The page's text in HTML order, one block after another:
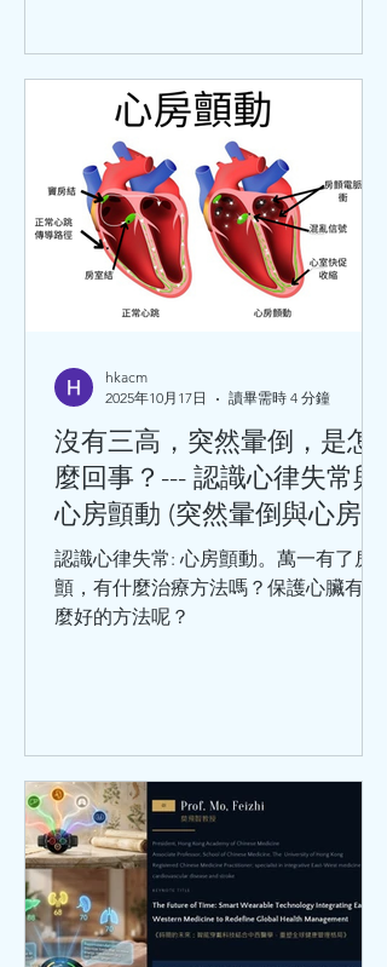
此之外，炎症栓塞導致血管管腔狹窄或
閉塞也可以引起冠心病。 關於冠心病，
世界衛生組織將它分為5大類：無症狀
心肌缺血（也叫隱匿性冠心病）、心絞
痛、心肌梗死、缺血性心力衰竭（也叫
缺血性心臟病）、猝死。這5種臨床類
型，在臨床中還可以分為：穩定型冠心
病、急性冠狀動脈綜合徵。 引發冠心病
的危險因素分為：可改變的和不可改變
的兩種。其中可改變因素有：高血壓、
理膳食、過量飲酒等等。 不可改變的危
險因素有：性別、年齡、家族史、感染
病史（如巨細胞病毒、肺炎衣原體、幽
門螺旋桿菌等）。 千萬不要小看冠心
病，冠心病是中老年人的常見病和多發
病，處於這個年齡階段的人，在日常生
活中，出現哪些情況，要及時就醫呢？
勞累或工作緊張時，出現胸骨後疼痛或
心前區悶痛，緊縮樣疼痛，並向
沒有三高，突然暈倒，是怎
麼回事？--- 認識心律失常與
心房顫動 (突然暈倒與心房顫
動)
認識心律失常: 心房顫動。萬一有了房
顫，有什麼治療方法嗎？保護心臟有什
麼好的方法呢？
hkacm
2025年10月17日
讀畢需時 4 分鐘